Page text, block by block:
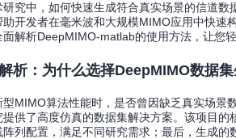
究中，如何快速生成符合真实场景的信道
开发者在毫米波和大规模MIMO应用中快
解析DeepMIMO-matlab的使用方法，让您
析：为什么选择DeepMIMO数据
MIMO算法性能时，是否曾因缺乏真实场景
供了高度仿真的数据集解决方案。该项目
列配置，满足不同研究需求；最后，生成的